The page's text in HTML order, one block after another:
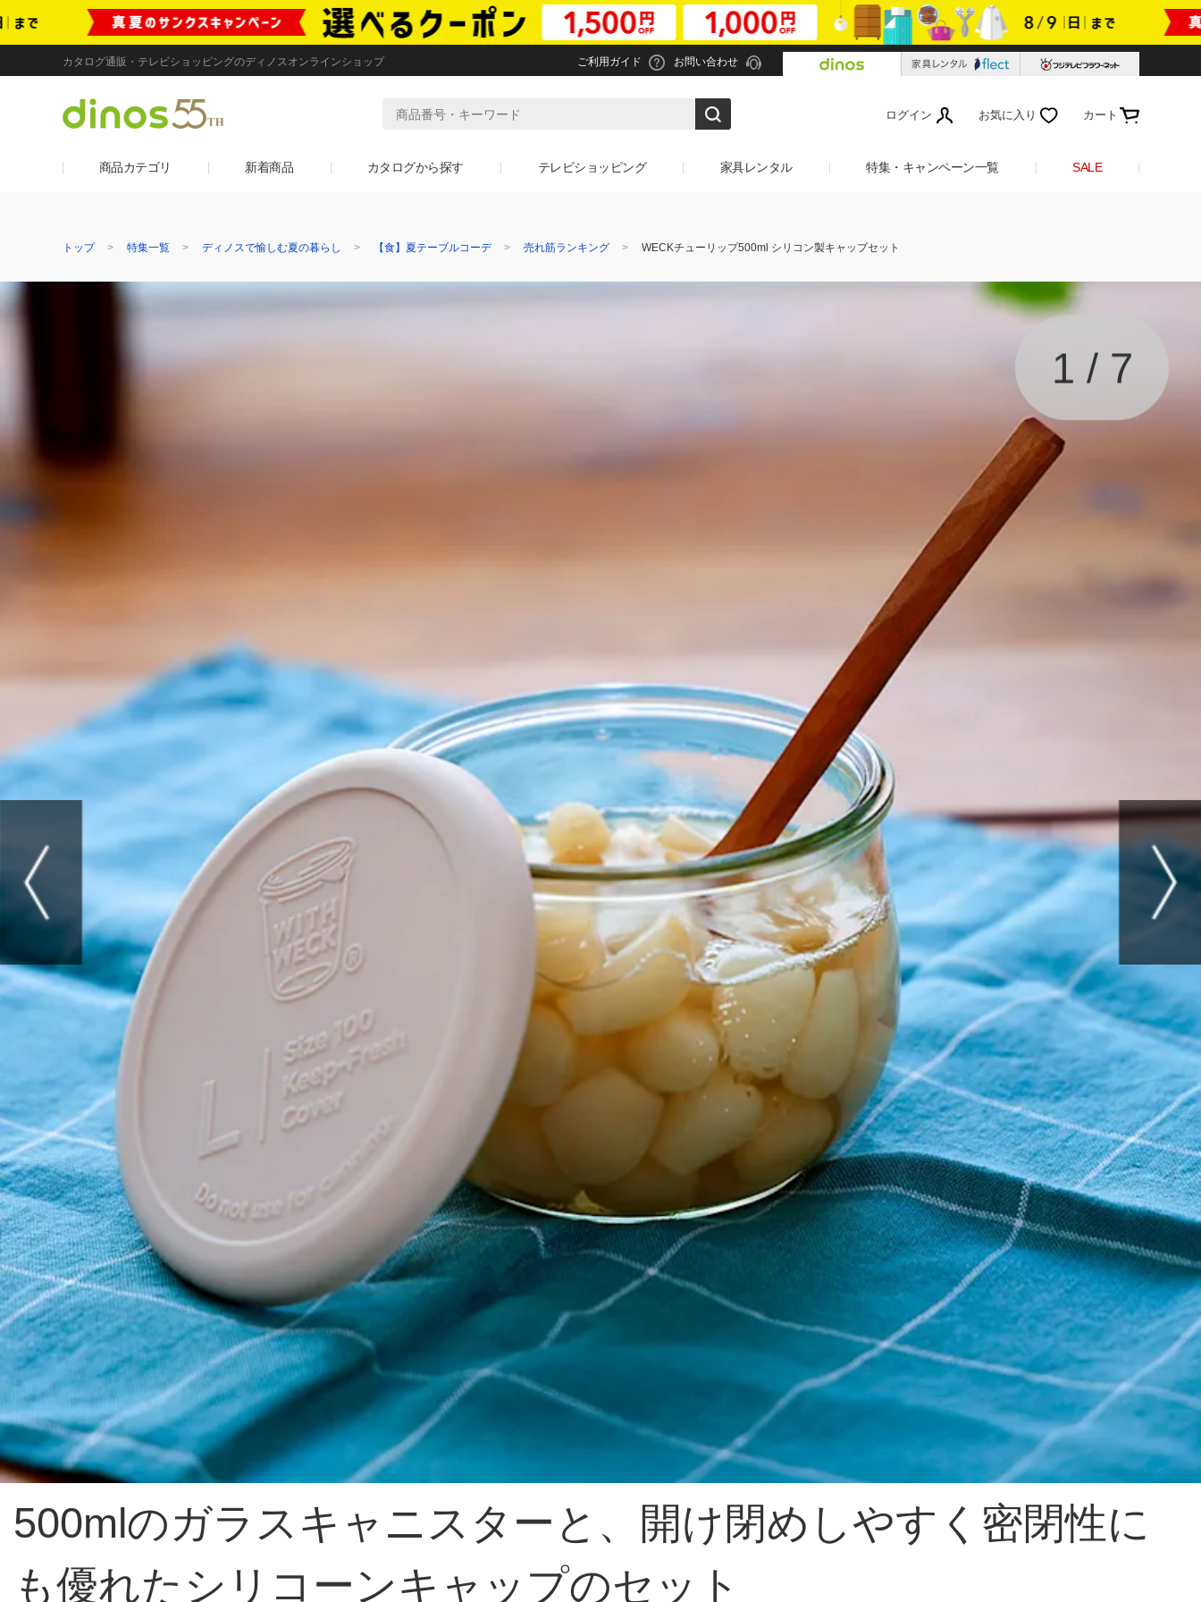
カタログ通販・テレビショッピングのディノスオンラインショップ ご利用ガイド お問い合わせ
ログイン お気に入り カート
商品カテゴリ 新着商品 カタログから探す テレビショッピング 家具レンタル 特集・キャンペーン一覧 SALE
トップ 特集一覧 ディノスで愉しむ夏の暮らし 【食】夏テーブルコーデ 売れ筋ランキング WECKチューリップ500ml シリコン製キャップセット
500mlのガラスキャニスターと、開け閉めしやすく密閉性に
も優れたシリコーンキャップのセット
1 / 7